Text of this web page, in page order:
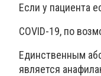
Если у пациента
COVID-19, по
Единственным
является